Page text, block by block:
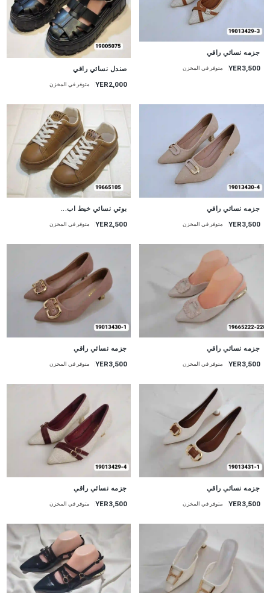
جزمه نسائي راقي
YER3,500 متوفر في المخزن صندل نسائي راقي
YER2,000 متوفر في المخزن
جزمه نسائي راقي
YER3,500 متوفر في المخزن
بوتي نسائي خيط اب...
YER2,500 متوفر في المخزن
جزمه نسائي راقي
YER3,500 متوفر في المخزن
جزمه نسائي راقي
YER3,500 متوفر في المخزن
جزمه نسائي راقي
YER3,500 متوفر في المخزن
جزمه نسائي راقي
YER3,500 متوفر في المخزن